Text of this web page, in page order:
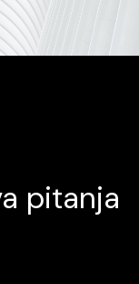
pitanja